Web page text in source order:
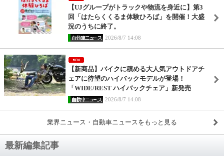
【UJグループがトラックや物流を身近に】第3
回「はたらくくるま体験ひろば」を開催！大盛
況のうちに終了。
2026/8/7 14:08
【新商品】バイクに積める大人気アウトドアチ
ェアに待望のハイバックモデルが登場！
「WIDE/REST ハイバックチェア」新発売
2026/8/7 14:08
業界ニュース・自動車ニュースをもっと見る
最新編集記事